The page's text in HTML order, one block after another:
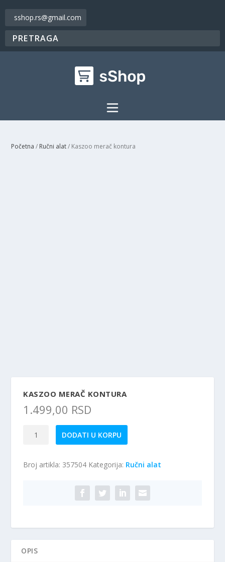
sshop.rs@gmail.com
Početna / Ručni alat/ Kaszoo merač kontura
KASZOO MERAČ KONTURA
1.499,00 RSD
Kaszoo
količina
DODATI U KORPU
Broj artikla: 357504 Kategorija: Ručni alat
OPIS